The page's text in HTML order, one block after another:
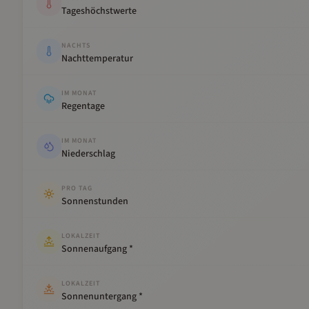
Tageshöchstwerte
NACHTS
Nachttemperatur
IM MONAT
Regentage
IM MONAT
Niederschlag
PRO TAG
Sonnenstunden
LOKALZEIT
Sonnenaufgang *
LOKALZEIT
Sonnenuntergang *